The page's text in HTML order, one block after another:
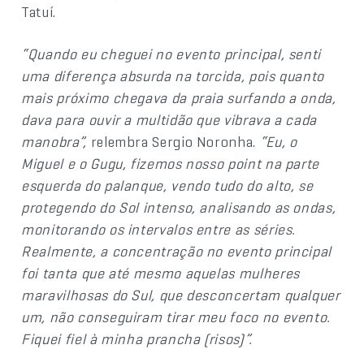
Tatuí.
“Quando eu cheguei no evento principal, senti
uma diferença absurda na torcida, pois quanto
mais próximo chegava da praia surfando a onda,
dava para ouvir a multidão que vibrava a cada
manobra”, relembra Sergio Noronha. “Eu, o
Miguel e o Gugu, fizemos nosso point na parte
esquerda do palanque, vendo tudo do alto, se
protegendo do Sol intenso, analisando as ondas,
monitorando os intervalos entre as séries.
Realmente, a concentração no evento principal
foi tanta que até mesmo aquelas mulheres
maravilhosas do Sul, que desconcertam qualquer
um, não conseguiram tirar meu foco no evento.
Fiquei fiel à minha prancha (risos)”.